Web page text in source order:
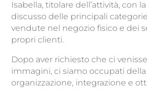
Isabella, titolare dell’attività, con
discusso delle principali
vendute nel negozio fisico e dei
propri clienti.
Dopo aver richiesto che ci
immagini, ci siamo occupati della
organizzazione, integrazione e